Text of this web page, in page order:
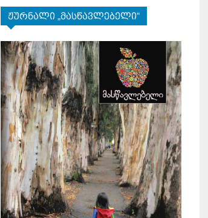
ჟურნალი „მასწავლებელი“